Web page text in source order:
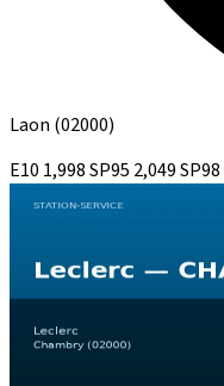
Laon (02000)
E10 1,998SP95 2,049SP98